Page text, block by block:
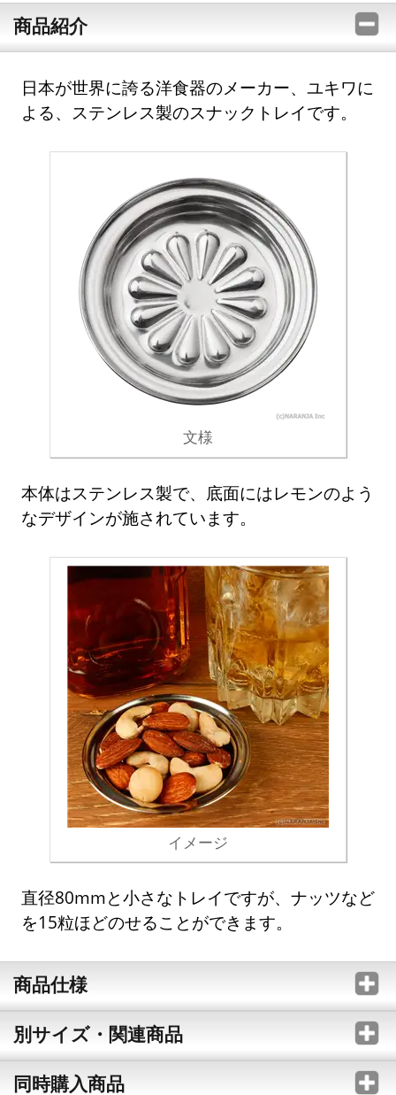
商品紹介
日本が世界に誇る洋食器のメーカー、ユキワに
よる、ステンレス製のスナックトレイです。
文様
本体はステンレス製で、底面にはレモンのよう
なデザインが施されています。
イメージ
直径80mmと小さなトレイですが、ナッツなど
を15粒ほどのせることができます。
商品仕様
別サイズ・関連商品
同時購入商品